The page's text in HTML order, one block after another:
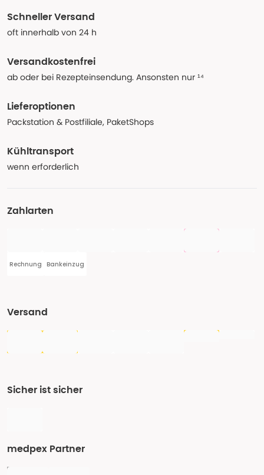
Schneller Versand
oft innerhalb von 24 h
Versandkostenfrei
ab oder bei Rezepteinsendung. Ansonsten nur ¹⁴
Lieferoptionen
Packstation & Postfiliale, PaketShops
Kühltransport
wenn erforderlich
Zahlarten
Rechnung Bankeinzug
Versand
Sicher ist sicher
medpex Partner